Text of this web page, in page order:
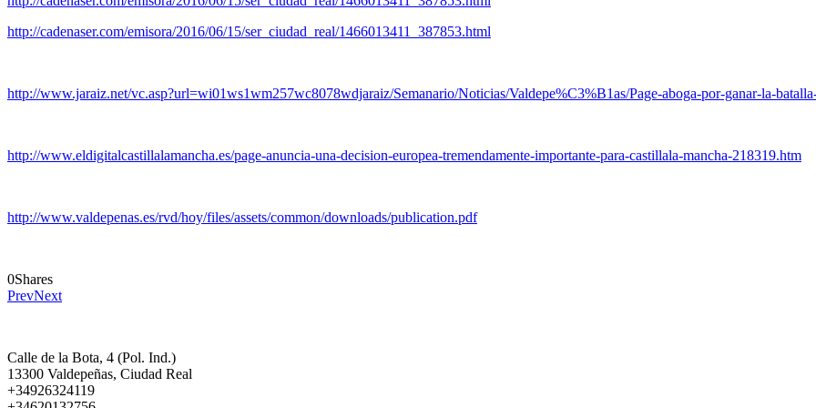
http://cadenaser.com/emisora/2016/06/15/ser_ciudad_real/1466013411_387853.html
http://www.jaraiz.net/vc.asp?url=wi01ws1wm257wc8078wdjaraiz/Semanario/Noticias/Valdepe%C3%B1as/Page-aboga-por-ganar-la-
http://www.eldigitalcastillalamancha.es/page-anuncia-una-decision-europea-tremendamente-importante-para-castillala-mancha-218319.htm
http://www.valdepenas.es/rvd/hoy/files/assets/common/downloads/publication.pdf
0Shares
PrevNext
Calle de la Bota, 4 (Pol. Ind.)
13300 Valdepeñas, Ciudad Real
+34926324119